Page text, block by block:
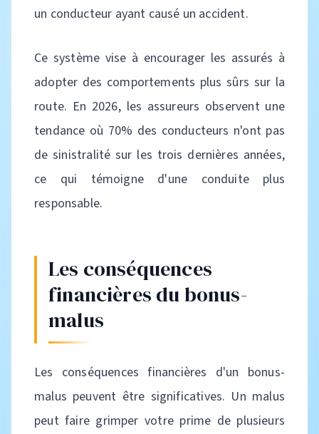
un conducteur ayant causé un accident.
Ce système vise à encourager les assurés à
adopter des comportements plus sûrs sur la
route. En 2026, les assureurs observent une
tendance où 70% des conducteurs n'ont pas
de sinistralité sur les trois dernières années,
ce qui témoigne d'une conduite plus
responsable.
Les conséquences
financières du bonus-
malus
Les conséquences financières d'un bonus-
malus peuvent être significatives. Un malus
peut faire grimper votre prime de plusieurs